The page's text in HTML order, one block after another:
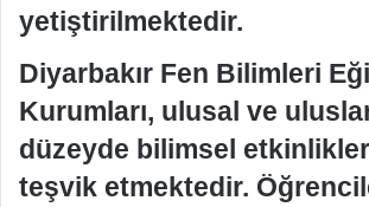
yetiştirilmektedir.
Diyarbakır Fen Bilimleri
Kurumları, ulusal ve
düzeyde bilimsel
teşvik etmektedir.